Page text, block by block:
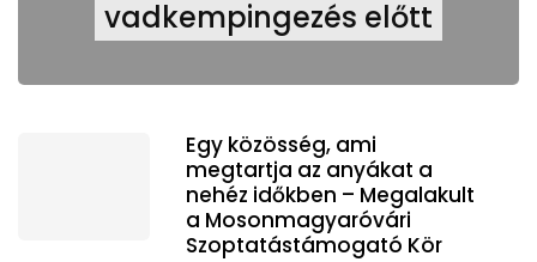
vadkempingezés előtt
Egy közösség, ami
megtartja az anyákat a
nehéz időkben – Megalakult
a Mosonmagyaróvári
Szoptatástámogató Kör